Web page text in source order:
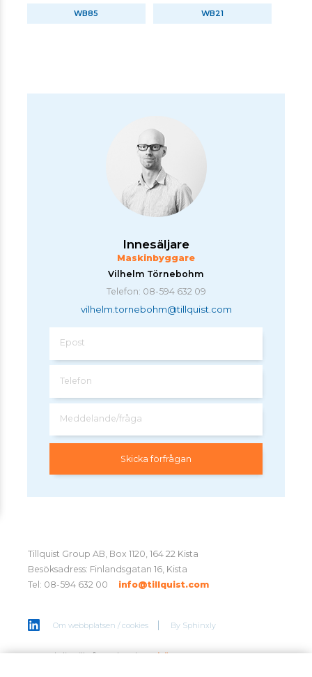
WB85 WB21
Innesäljare
Maskinbyggare
Vilhelm Törnebohm
Telefon: 08-594 632 09
vilhelm.tornebohm@tillquist.com
Epost
Telefon
Meddelande/fråga
Tillquist Group AB, Box 1120, 164 22 Kista
Besöksadress: Finlandsgatan 16, Kista
Tel: 08-594 632 00
info@tillquist.com
Om webbplatsen / cookies By Sphinxly
Anmäl dig till vårt nyhetsbrevhär